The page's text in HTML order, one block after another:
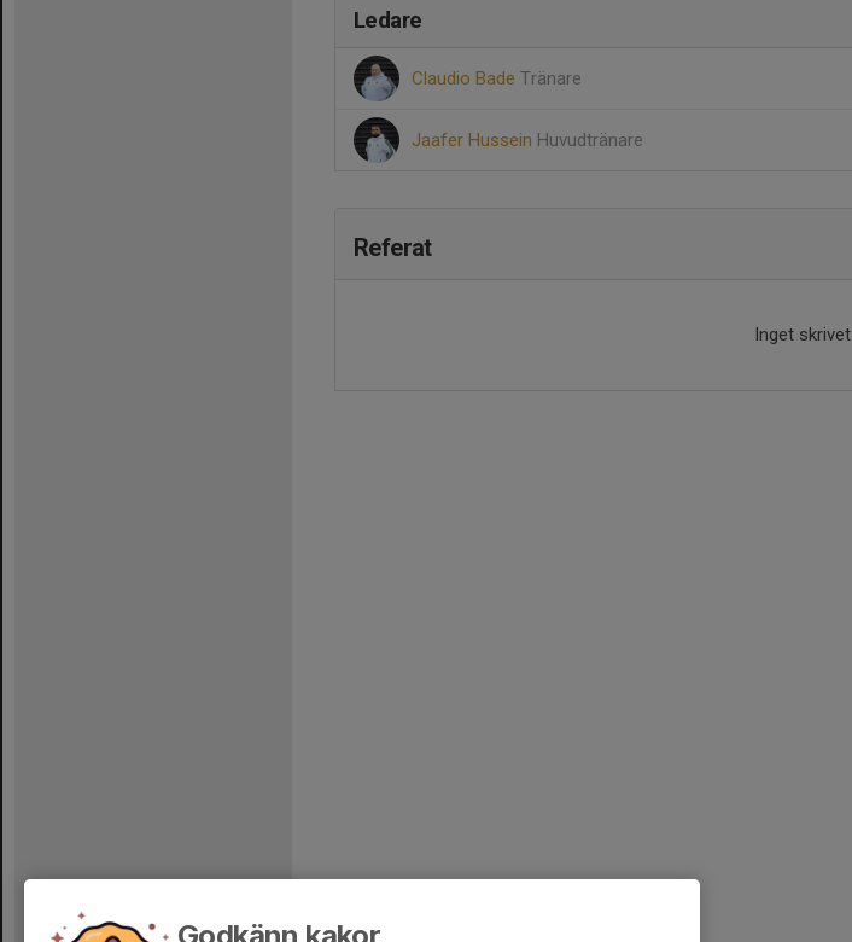
Ledare
Claudio Bade Tränare
Jaafer Hussein Huvudtränare
Referat
Inget skrivet